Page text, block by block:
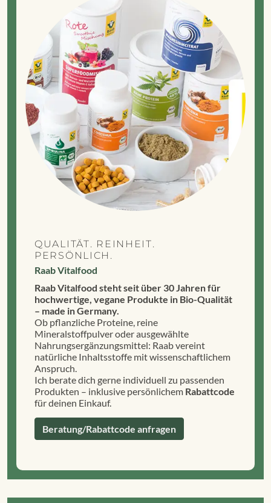
QUALITÄT. REINHEIT.
PERSÖNLICH.
Raab Vitalfood
Raab Vitalfood steht seit über 30 Jahren für
hochwertige, vegane Produkte in Bio-Qualität
– made in Germany.
Ob pflanzliche Proteine, reine
Mineralstoffpulver oder ausgewählte
Nahrungsergänzungsmittel: Raab vereint
natürliche Inhaltsstoffe mit wissenschaftlichem
Anspruch.
Ich berate dich gerne individuell zu passenden
Produkten – inklusive persönlichem Rabattcode
für deinen Einkauf.
Beratung/Rabattcode anfragen